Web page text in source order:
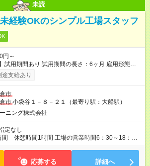
未読
経験OKのシンプル工場スタッフ
円～
試用期間あり 試用期間の長さ：6ヶ月 雇用形態、
時と同じです。
支給あり
市
市小袋谷１－８－２１（最寄り駅：大船駅）
ニング株式会社
定なし
間 休憩時間1時間 工場の営業時間6：30～18：
6~８時間）のシフト制です。 繁忙期、閑散期によ
応募する 詳細へ